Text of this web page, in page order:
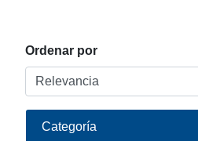
Ordenar por
Categoría